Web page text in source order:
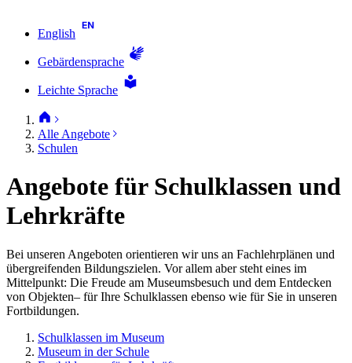
English
Gebärdensprache
Leichte Sprache
Alle Angebote
Schulen
Angebote für Schulklassen und
Lehrkräfte
Bei unseren Angeboten orientieren wir uns an Fachlehrplänen und
übergreifenden Bildungszielen. Vor allem aber steht eines im
Mittelpunkt: Die Freude am Museumsbesuch und dem Entdecken
von Objekten– für Ihre Schulklassen ebenso wie für Sie in unseren
Fortbildungen.
Schulklassen im Museum
Museum in der Schule